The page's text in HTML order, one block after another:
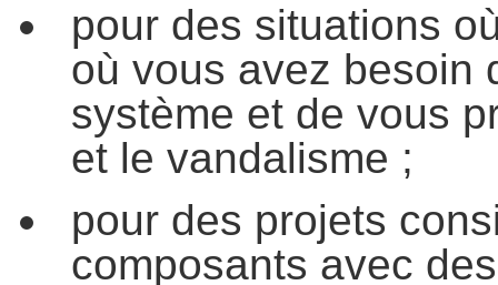
pour des situations
où vous avez besoin
système et de vous
et le vandalisme ;
pour des projets
composants avec